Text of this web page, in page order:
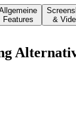
Features
&